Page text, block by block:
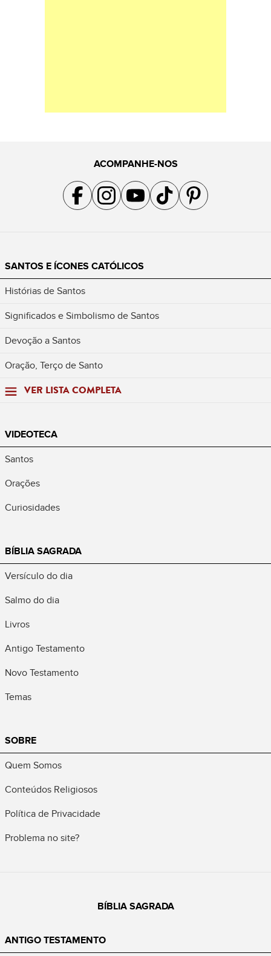
ACOMPANHE-NOS
Acompanhe a gente no Facebook
Acompanhe a gente no Instagram
Acompanhe a gente no YouTube
Acompanhe a gente no TikTok
Acompanhe a gente no
SANTOS E ÍCONES CATÓLICOS
Histórias de Santos
Significados e Simbolismo de Santos
Devoção a Santos
Oração, Terço de Santo
VER LISTA COMPLETA
VIDEOTECA
Santos
Orações
Curiosidades
BÍBLIA SAGRADA
Versículo do dia
Salmo do dia
Livros
Antigo Testamento
Novo Testamento
Temas
SOBRE
Quem Somos
Conteúdos Religiosos
Política de Privacidade
Problema no site?
BÍBLIA SAGRADA
ANTIGO TESTAMENTO